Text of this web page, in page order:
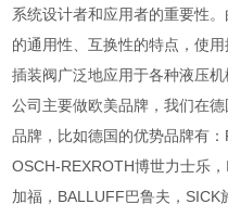
系统设计者和应用者的重要性
的通用性、互换性的特点，使
插装阀广泛地应用于各种液压机
公司主要做欧美品牌，我们在
品牌，比如德国的优势品牌有
OSCH-REXROTH博世力士乐
加福，BALLUFF巴鲁夫，SICK